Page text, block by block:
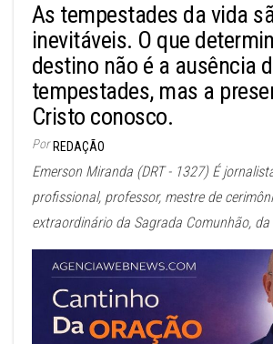
As tempestades da vida
inevitáveis. O que
destino não é a ausência
tempestades, mas a
Cristo conosco.
Por REDAÇÃO
Emerson Miranda (DRT - 1327) É
profissional, professor, mestre de
extraordinário da Sagrada Comunhão, da